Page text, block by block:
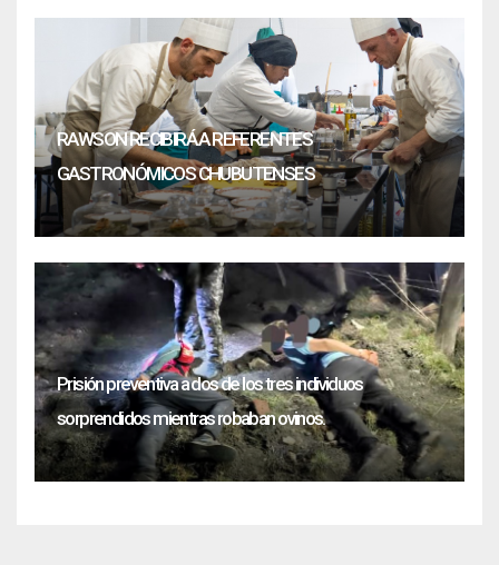
RAWSON RECIBIRÁ A REFERENTES
GASTRONÓMICOS CHUBUTENSES
Prisión preventiva a dos de los tres individuos
sorprendidos mientras robaban ovinos.